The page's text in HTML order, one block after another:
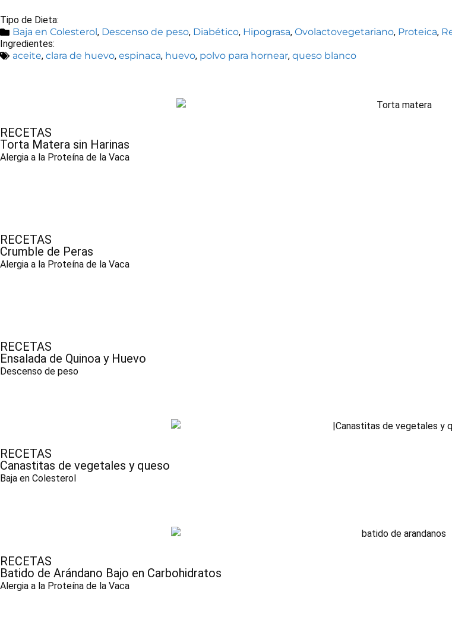
Tipo de Dieta:
Baja en Colesterol, Descenso de peso, Diabético, Hipograsa, Ovolactovegetariano, Proteica,
Ingredientes:
aceite, clara de huevo, espinaca, huevo, polvo para hornear, queso blanco
RECETAS
Torta Matera sin Harinas
Alergia a la Proteína de la Vaca
RECETAS
Crumble de Peras
Alergia a la Proteína de la Vaca
RECETAS
Ensalada de Quinoa y Huevo
Descenso de peso
RECETAS
Canastitas de vegetales y queso
Baja en Colesterol
RECETAS
Batido de Arándano Bajo en Carbohidratos
Alergia a la Proteína de la Vaca